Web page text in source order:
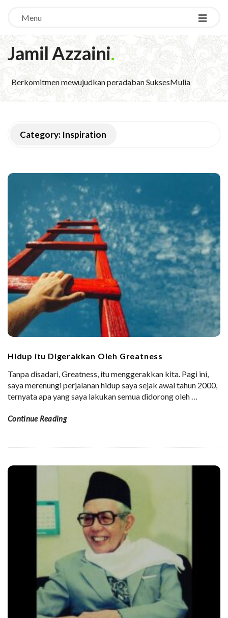
Menu
Jamil Azzaini.
Berkomitmen mewujudkan peradaban SuksesMulia
Category: Inspiration
Hidup itu Digerakkan Oleh Greatness
Tanpa disadari, Greatness, itu menggerakkan kita. Pagi ini,
saya merenungi perjalanan hidup saya sejak awal tahun 2000,
ternyata apa yang saya lakukan semua didorong oleh…
Continue Reading